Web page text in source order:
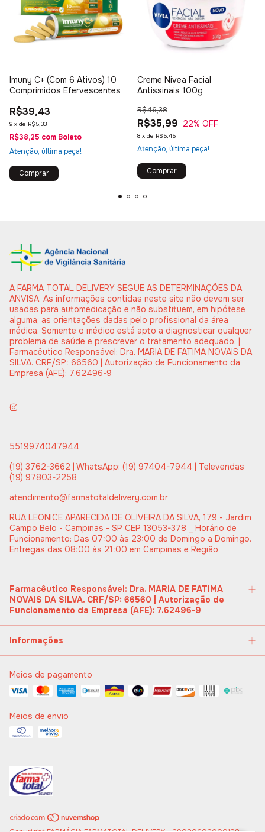
Imuny C+ (Com 6 Ativos) 10
Comprimidos Efervescentes
R$39,43
9 x de R$5,33
R$38,25 com Boleto
Atenção, última peça!
Creme Nivea Facial
Antissinais 100g
R$35,99
R$46,38
22% OFF
8 x de R$5,45
Atenção, última peça!
A FARMA TOTAL DELIVERY SEGUE AS DETERMINAÇÕES DA
ANVISA. As informações contidas neste site não devem ser
usadas para automedicação e não substituem, em hipótese
alguma, as orientações dadas pelo profissional da área
médica. Somente o médico está apto a diagnosticar qualquer
problema de saúde e prescrever o tratamento adequado. |
Farmacêutico Responsável: Dra. MARIA DE FATIMA NOVAIS DA
SILVA. CRF/SP: 66560 | Autorização de Funcionamento da
Empresa (AFE): 7.62496-9
5519974047944
(19) 3762-3662 | WhatsApp: (19) 97404-7944 | Televendas
(19) 97803-2258
atendimento@farmatotaldelivery.com.br
RUA LEONICE APARECIDA DE OLIVEIRA DA SILVA, 179 - Jardim
Campo Belo - Campinas - SP CEP 13053-378 _ Horário de
Funcionamento: Das 07:00 às 23:00 de Domingo a Domingo.
Entregas das 08:00 às 21:00 em Campinas e Região
Farmacêutico Responsável: Dra. MARIA DE FATIMA
NOVAIS DA SILVA. CRF/SP: 66560 | Autorização de
Funcionamento da Empresa (AFE): 7.62496-9
Informações
Meios de pagamento
Meios de envio